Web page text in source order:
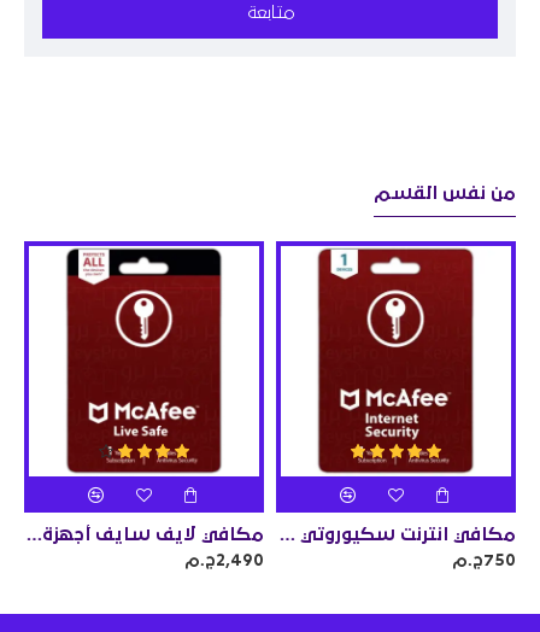
متابعة
من نفس القسم
مكافي انترنت سكيوروتي جهاز واحد سنة
750ج.م
مكافي لايف سايف أجهزة لا محدودة سنة
2,490ج.م